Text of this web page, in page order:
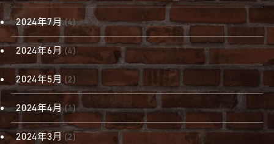
2024年7月(4)
2024年6月(4)
2024年5月 (2)
2024年4月(1)
2024年3月 (2)